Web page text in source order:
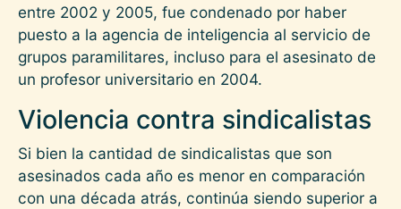
entre 2002 y 2005, fue condenado por haber
puesto a la agencia de inteligencia al servicio de
grupos paramilitares, incluso para el asesinato de
un profesor universitario en 2004.
Violencia contra sindicalistas
Si bien la cantidad de sindicalistas que son
asesinados cada año es menor en comparación
con una década atrás, continúa siendo superior a